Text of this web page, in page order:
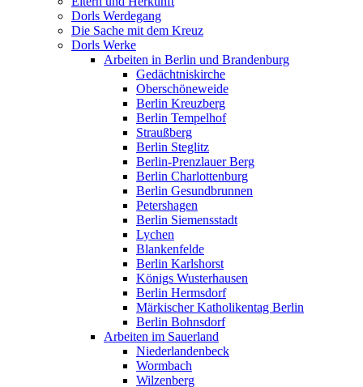
Dorls Werdegang
Die Sache mit dem Kreuz
Dorls Werke
Arbeiten in Berlin und Brandenburg
Gedächtniskirche
Oberschöneweide
Berlin Kreuzberg
Berlin Tempelhof
Straußberg
Berlin Steglitz
Berlin-Prenzlauer Berg
Berlin Charlottenburg
Berlin Gesundbrunnen
Petershagen
Berlin Siemensstadt
Lychen
Blankenfelde
Berlin Karlshorst
Königs Wusterhausen
Berlin Hermsdorf
Märkischer Katholikentag Berlin
Berlin Bohnsdorf
Arbeiten im Sauerland
Niederlandenbeck
Wormbach
Wilzenberg